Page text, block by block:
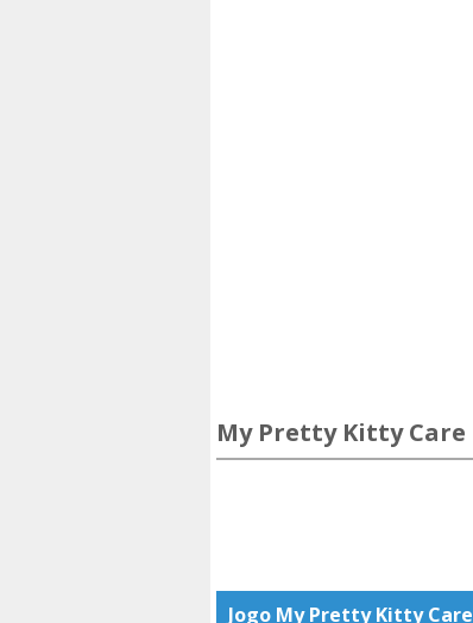
My Pretty Kitty Care
Jogo My Pretty Kitty Care